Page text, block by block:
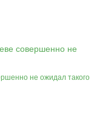
не ожидал такого